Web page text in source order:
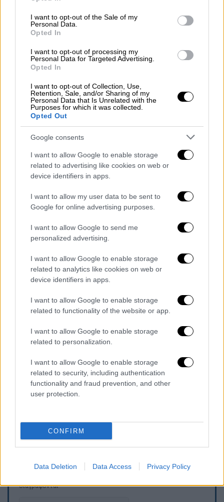
use your data for below specified purposes in below Google
consent section.
I want to opt-out of the Sale of my
Personal Data.
Opted In
I want to opt-out of processing my
Personal Data for Targeted Advertising.
Opted In
I want to opt-out of Collection, Use,
Retention, Sale, and/or Sharing of my
Personal Data that Is Unrelated with the
Purposes for which it was collected.
Opted Out
Google consents
I want to allow Google to enable storage
related to advertising like cookies on web or
device identifiers in apps.
I want to allow my user data to be sent to
Google for online advertising purposes.
I want to allow Google to send me
personalized advertising.
I want to allow Google to enable storage
related to analytics like cookies on web or
device identifiers in apps.
I want to allow Google to enable storage
related to functionality of the website or app.
I want to allow Google to enable storage
related to personalization.
I want to allow Google to enable storage
related to security, including authentication
functionality and fraud prevention, and other
user protection.
CONFIRM
Data Deletion Data Access Privacy Policy
Παρά τις προσπάθειες των γιατρών, η πρώτη
17χρονηκατέληξε έπειτα από περίπου μία
ώρα ανάνηψηςκαικαρδιοαναπνευστικής
αναζωογόνησης(ΚΑΡΠΑ).
Η κατάσταση της 17χρονης που
επέζησε
Η δεύτερη 17χρονη επανήλθε, αλλά κρίθηκε
αναγκαία η άμεση διασωλήνωσή της, καθώς η
κατάσταση της υγείας της παραμένει
ιδιαίτερα σοβαρή, σύμφωνα με την ΕΡΤ.
Το κορίτσι φέρει κρανιοεγκεφαλικές
κακώσεις, αιμοθώρακα, σοβαρά τραύματα
στη λεκάνη και πολλαπλά κατάγματα,
πολυτραυματίες ασθενείς .
πραγματοποιήθηκε το απόγευμα της Τρίτης
(12/5) αποφασίστηκε η μεταφορά της στο
εκτεταμένες απεικονιστικές εξετάσεις και
σε προσπάθεια αιμοδυναμικής
σταθεροποίησης.
αναφέρουν ότι η ανήλικη αναμενόταν να
οδηγηθεί στο χειρουργείο προκειμένου να
υποβληθεί σενευροχειρουργική επέμβαση
κρανιοεγκεφαλικές κακώσεις που υπέστη.
Τα σχολιά σας δημοσιεύονται άμεσα με δική σας ευθύνη. Το
διαγράφονται